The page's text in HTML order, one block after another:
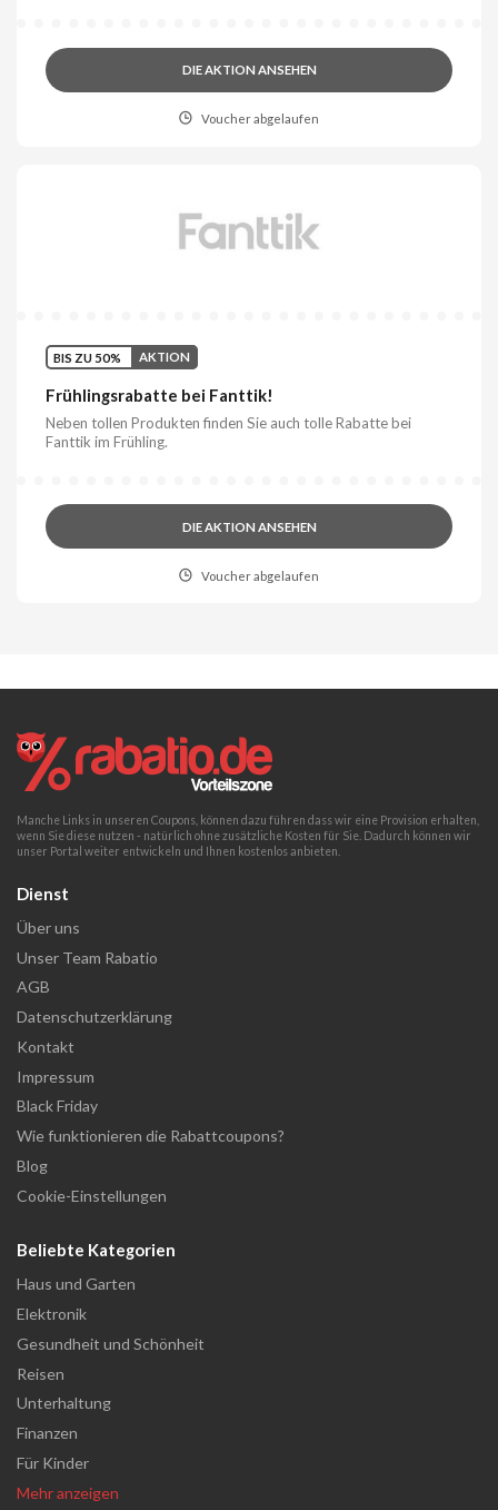
DIE AKTION ANSEHEN
Voucher abgelaufen
BIS ZU 50% AKTION
Frühlingsrabatte bei Fanttik!
Neben tollen Produkten finden Sie auch tolle Rabatte bei
Fanttik im Frühling.
DIE AKTION ANSEHEN
Voucher abgelaufen
Manche Links in unseren Coupons, können dazu führen dass wir eine Provision erhalten,
wenn Sie diese nutzen - natürlich ohne zusätzliche Kosten für Sie. Dadurch können wir
unser Portal weiter entwickeln und Ihnen kostenlos anbieten.
Dienst
Über uns
Unser Team Rabatio
AGB
Datenschutzerklärung
Kontakt
Impressum
Black Friday
Wie funktionieren die Rabattcoupons?
Blog
Cookie-Einstellungen
Beliebte Kategorien
Haus und Garten
Elektronik
Gesundheit und Schönheit
Reisen
Unterhaltung
Finanzen
Für Kinder
Mehr anzeigen